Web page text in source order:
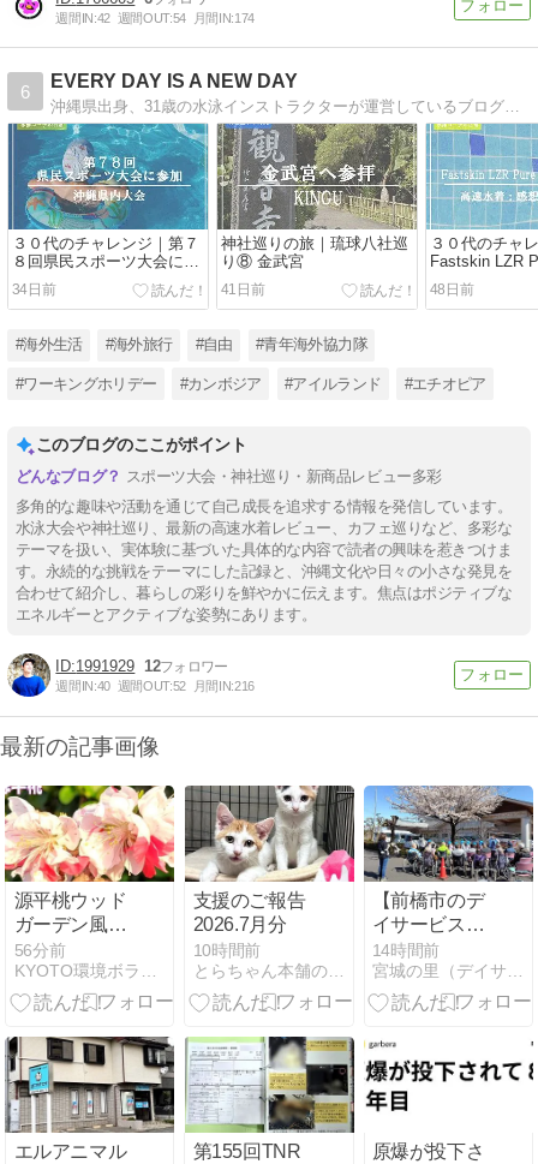
週間IN:42 週間OUT:54 月間IN:174
6
EVERY DAY IS A NEW DAY
沖縄県出身、31歳の水泳インストラクターが運営しているブログ。青年海外協力隊やワーキングホリデー制度を利用し世界３か国で生活・１０か国の旅行体験談・情報を発信しています。「人生を楽しまなくちゃ」をテーマとし、自分らしい生き方を模索中です。
３０代のチャレンジ｜第７
８回県民スポーツ大会に参
加（沖縄県）
34日前
神社巡りの旅｜琉球八社巡
り⑧ 金武宮
41日前
３０代のチャ
Fastskin LZR
てみた。
48日前
#海外生活 #海外旅行 #自由 #青年海外協力隊
#ワーキングホリデー #カンボジア #アイルランド #エチオピア
このブログのここがポイント
スポーツ大会・神社巡り・新商品レビュー多彩
多角的な趣味や活動を通じて自己成長を追求する情報を発信しています。
水泳大会や神社巡り、最新の高速水着レビュー、カフェ巡りなど、多彩な
テーマを扱い、実体験に基づいた具体的な内容で読者の興味を惹きつけま
す。永続的な挑戦をテーマにした記録と、沖縄文化や日々の小さな発見を
合わせて紹介し、暮らしの彩りを鮮やかに伝えます。焦点はポジティブな
エネルギーとアクティブな姿勢にあります。
1991929 12
週間IN:40 週間OUT:52 月間IN:216
最新の記事画像
源平桃ウッド
ガーデン風に
🌸・・・思い
出の双子桃の
花＆🍃バジル
56分前
支援のご報告
2026.7月分
10時間前
とらちゃん本舗のブログ
【前橋市のデ
イサービスお
やつ】新しい
楽しみが認知
症予防につな
ざらしゼリー
で笑顔あふれ
る午後｜宮城
の里デイサー
ビスセンター
14時間前
エルアニマル
第155回TNR
原爆が投下さ